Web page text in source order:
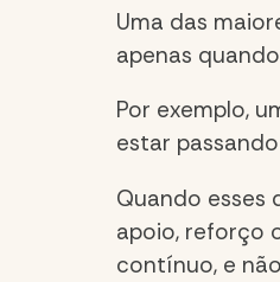
Uma das
apenas
Por exemplo,
estar
Quando
apoio, reforço
contínuo, e